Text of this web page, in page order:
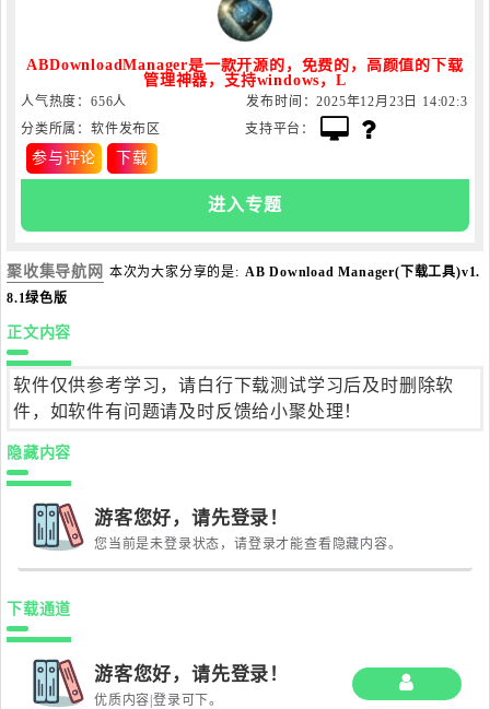
ABDownloadManager是一款开源的，免费的，高颜值的下载
管理神器，支持windows，L
人气热度：656人
发布时间：2025年12月23日 14:02:3
支持平台：
分类所属：软件发布区
下载
参与评论
进入专题
聚收集导航网 本次为大家分享的是: AB Download Manager(下载工具)v1.
8.1绿色版
正文内容
软件仅供参考学习，请白行下载测试学习后及时删除软
件，如软件有问题请及时反馈给小聚处理！
隐藏内容
游客您好，请先登录！
您当前是未登录状态，请登录才能查看隐藏内容。
下载通道
游客您好，请先登录！
优质内容|登录可下。